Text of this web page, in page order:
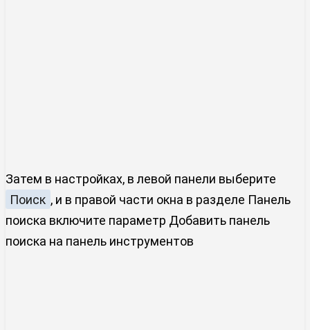
Затем в настройках, в левой панели выберите
Поиск , и в правой части окна в разделе Панель
поиска включите параметр Добавить панель
поиска на панель инструментов